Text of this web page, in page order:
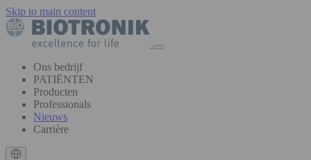
Skip to main content
Ons bedrijf
PATIËNTEN
Producten
Professionals
Nieuws
Carrière